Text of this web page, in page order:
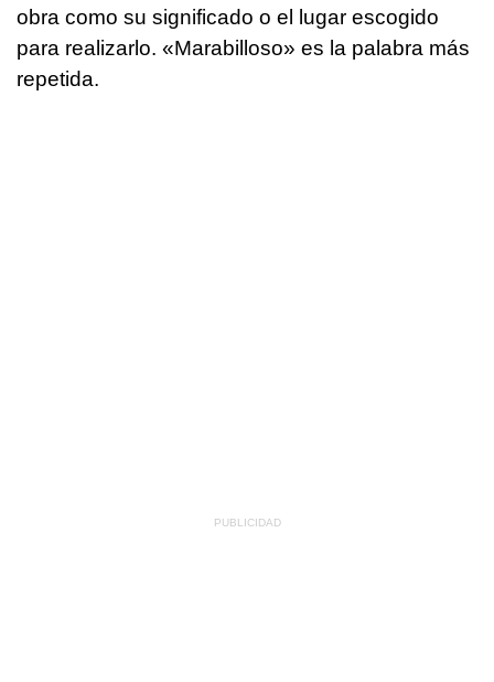
obra como su significado o el lugar escogido
para realizarlo. «Marabilloso» es la palabra más
repetida.